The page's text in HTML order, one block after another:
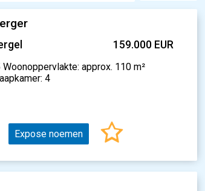
159.000 EUR
Woonoppervlakte: approx. 110 m²
4
Expose noemen